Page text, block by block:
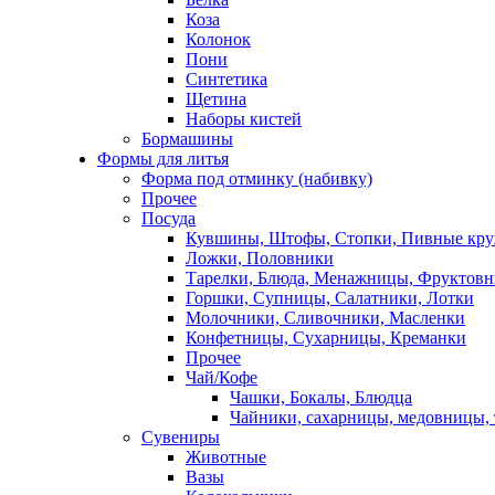
Коза
Колонок
Пони
Синтетика
Щетина
Наборы кистей
Бормашины
Формы для литья
Форма под отминку (набивку)
Прочее
Посуда
Кувшины, Штофы, Стопки, Пивные
Ложки, Половники
Тарелки, Блюда, Менажницы,
Горшки, Супницы, Салатники, Лотки
Молочники, Сливочники, Масленки
Конфетницы, Сухарницы, Креманки
Прочее
Чай/Кофе
Чашки, Бокалы, Блюдца
Чайники, сахарницы, медовницы,
Сувениры
Животные
Вазы